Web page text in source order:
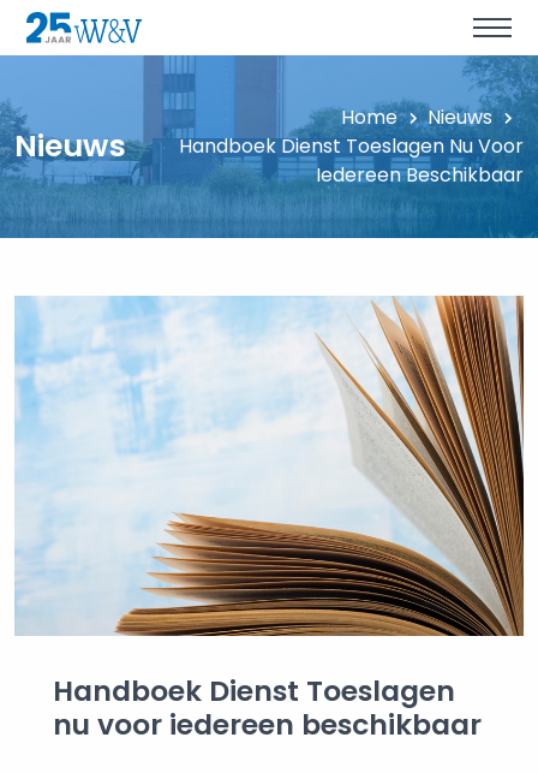
Nieuws
Home
Nieuws
Handboek Dienst Toeslagen Nu Voor
Iedereen Beschikbaar
Handboek Dienst Toeslagen
nu voor iedereen beschikbaar